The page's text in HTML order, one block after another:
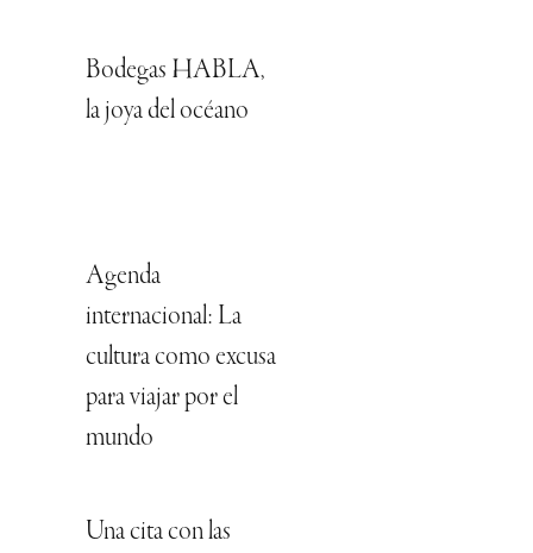
Bodegas HABLA,
la joya del océano
Agenda
internacional: La
cultura como excusa
para viajar por el
mundo
Una cita con las